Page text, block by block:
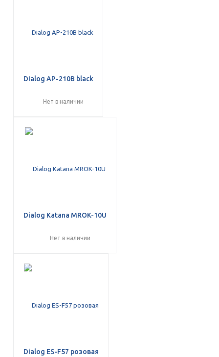
Dialog AP-210B black
Нет в наличии
Dialog Katana MROK-10U
Нет в наличии
Dialog ES-F57 розовая